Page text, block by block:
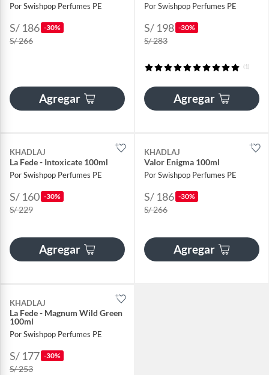
Por Swishpop Perfumes PE
S/ 186 -30%
S/ 266
Agregar
Por Swishpop Perfumes PE
S/ 198 -30%
S/ 283
(1)
Agregar
KHADLAJ
La Fede - Intoxicate 100ml
Por Swishpop Perfumes PE
S/ 160 -30%
S/ 229
Agregar
KHADLAJ
Valor Enigma 100ml
Por Swishpop Perfumes PE
S/ 186 -30%
S/ 266
Agregar
KHADLAJ
La Fede - Magnum Wild Green
100ml
Por Swishpop Perfumes PE
S/ 177 -30%
S/ 253